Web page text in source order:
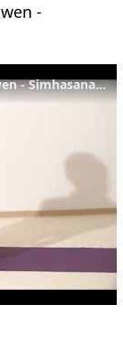
-
Aus Jalandhara Bandha in den Yoga Löwen - Simhasana - Yoga Asana Lexikon